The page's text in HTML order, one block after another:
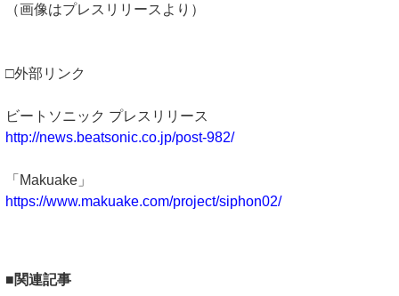
（画像はプレスリリースより）
□外部リンク
ビートソニック プレスリリース
http://news.beatsonic.co.jp/post-982/
「Makuake」
https://www.makuake.com/project/siphon02/
■関連記事